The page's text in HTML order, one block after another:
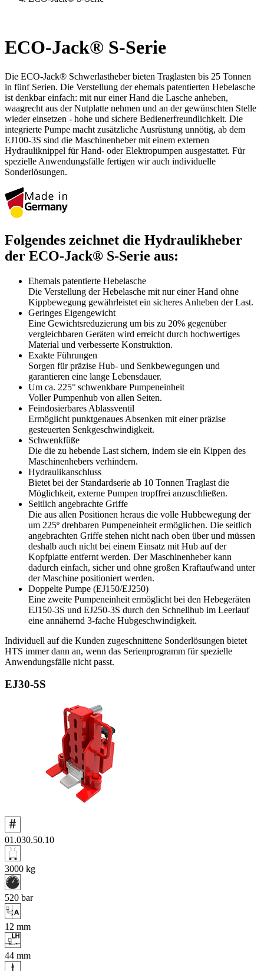
ECO-Jack® S-Serie
Die ECO-Jack® Schwerlastheber bieten Traglasten bis 25 Tonnen
in fünf Serien. Die Verstellung der ehemals patentierten Hebelasche
ist denkbar einfach: mit nur einer Hand die Lasche anheben,
waagrecht aus der Nutplatte nehmen und an der gewünschten Stelle
wieder einsetzen - hohe und sichere Bedienerfreundlichkeit. Die
integrierte Pumpe macht zusätzliche Ausrüstung unnötig, ab dem
EJ100-3S sind die Maschinenheber mit einem externen
Hydrauliknippel für Hand- oder Elektropumpen ausgestattet. Für
spezielle Anwendungsfälle fertigen wir auch individuelle
Sonderlösungen.
Folgendes zeichnet die Hydraulikheber
der ECO-Jack® S-Serie aus:
Ehemals patentierte Hebelasche
Die Verstellung der Hebelasche mit nur einer Hand ohne
Kippbewegung gewährleistet ein sicheres Anheben der Last.
Geringes Eigengewicht
Eine Gewichtsreduzierung um bis zu 20% gegenüber
vergleichbaren Geräten wird erreicht durch hochwertiges
Material und verbesserte Konstruktion.
Exakte Führungen
Sorgen für präzise Hub- und Senkbewegungen und
garantieren eine lange Lebensdauer.
Um ca. 225° schwenkbare Pumpeneinheit
Voller Pumpenhub von allen Seiten.
Feindosierbares Ablassventil
Ermöglicht punktgenaues Absenken mit einer präzise
gesteuerten Senkgeschwindigkeit.
Schwenkfüße
Die die zu hebende Last sichern, indem sie ein Kippen des
Maschinenhebers verhindern.
Hydraulikanschluss
Bietet bei der Standardserie ab 10 Tonnen Traglast die
Möglichkeit, externe Pumpen tropffrei anzuschließen.
Seitlich angebrachte Griffe
Die aus allen Positionen heraus die volle Hubbewegung der
um 225º drehbaren Pumpeneinheit ermöglichen. Die seitlich
angebrachten Griffe stehen nicht nach oben über und müssen
deshalb auch nicht bei einem Einsatz mit Hub auf der
Kopfplatte entfernt werden. Der Maschinenheber kann
dadurch einfach, sicher und ohne großen Kraftaufwand unter
der Maschine positioniert werden.
Doppelte Pumpe (EJ150/EJ250)
Eine zweite Pumpeneinheit ermöglicht bei den Hebegeräten
EJ150-3S und EJ250-3S durch den Schnellhub im Leerlauf
eine annähernd 3-fache Hubgeschwindigkeit.
Individuell auf die Kunden zugeschnittene Sonderlösungen bietet
HTS immer dann an, wenn das Serienprogramm für spezielle
Anwendungsfälle nicht passt.
EJ30‑5S
01.030.50.10
3000 kg
520 bar
12 mm
44 mm